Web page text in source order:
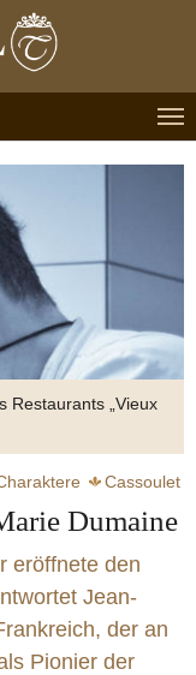
Restaurants „Vieux
Cassoulet
Ahr Kräuter
Dumaine
eröffnete den
Jean-
der an
Pionier der